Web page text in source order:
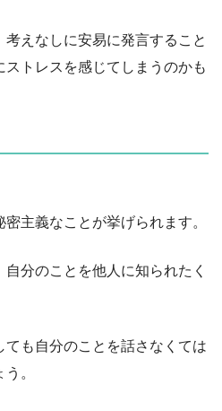
えなしに安易に発言すること
トレスを感じてしまうのかも
主義なことが挙げられます。
分のことを他人に知られたく
ても自分のことを話さなくては
。